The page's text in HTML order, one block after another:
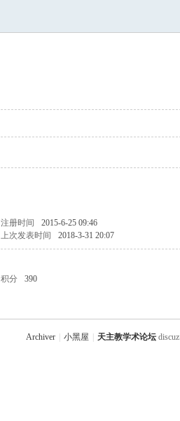
注册时间 2015-6-25 09:46
上次发表时间 2018-3-31 20:07
积分 390
Archiver 小黑屋 天主教学术论坛